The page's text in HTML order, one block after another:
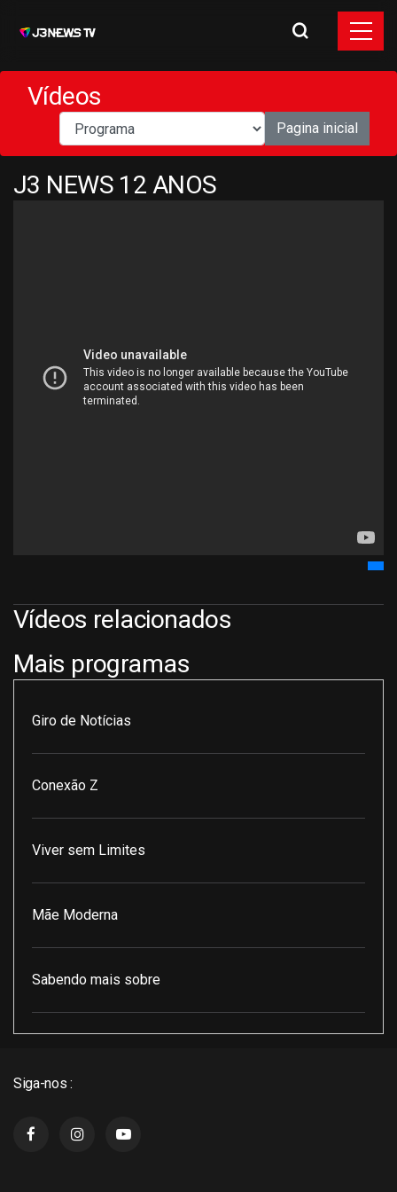
Vídeos
Pagina inicial
J3 NEWS 12 ANOS
Vídeos relacionados
Mais programas
Giro de Notícias
Conexão Z
Viver sem Limites
Mãe Moderna
Sabendo mais sobre
Siga-nos :